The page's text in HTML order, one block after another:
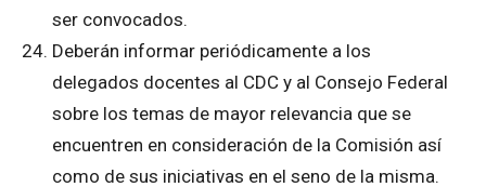
ser convocados.
Deberán informar periódicamente a los
delegados docentes al CDC y al Consejo Federal
sobre los temas de mayor relevancia que se
encuentren en consideración de la Comisión así
como de sus iniciativas en el seno de la misma.